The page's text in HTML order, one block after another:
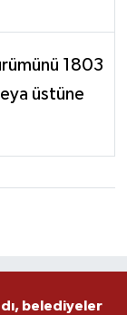
1803
üstüne
belediyeler